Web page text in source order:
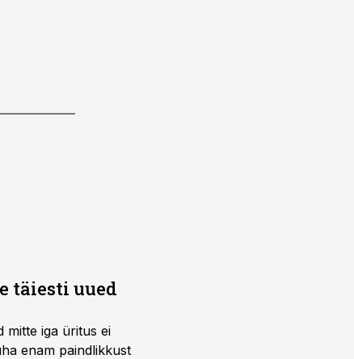
täiesti uued
mitte iga üritus ei
enam paindlikkust